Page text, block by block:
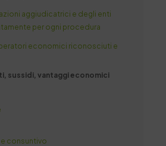
aggiudicatrici e degli enti
per ogni procedura
economici riconosciuti e
sussidi, vantaggi economici
consuntivo